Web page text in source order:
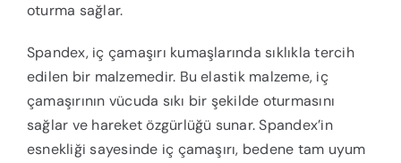
oturma sağlar.
Spandex, iç çamaşırı kumaşlarında sıklıkla tercih
edilen bir malzemedir. Bu elastik malzeme, iç
çamaşırının vücuda sıkı bir şekilde oturmasını
sağlar ve hareket özgürlüğü sunar. Spandex’in
esnekliği sayesinde iç çamaşırı, bedene tam uyum